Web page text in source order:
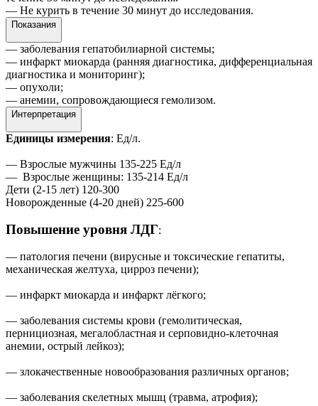
— Не курить в течение 30 минут до исследования.
Показания
— заболевания гепатобилиарной системы;
— инфаркт миокарда (ранняя диагностика, дифференциальная
диагностика и мониторинг);
— опухоли;
— анемии, сопровождающиеся гемолизом.
Интерпретация
Единицы измерения: Ед/л.
— Взрослые мужчины 135-225 Ед/л
— Взрослые женщины: 135-214 Ед/л
Дети (2-15 лет) 120‑300
Новорожденные (4-20 дней) 225-600
Повышение уровня ЛДГ:
— патология печени (вирусные и токсические гепатиты,
механическая желтуха, цирроз печени);
— инфаркт миокарда и инфаркт лёгкого;
— заболевания системы крови (гемолитическая,
пернициозная, мегалобластная и серповидно-клеточная
анемии, острый лейкоз);
— злокачественные новообразования различных органов;
— заболевания скелетных мышц (травма, атрофия);